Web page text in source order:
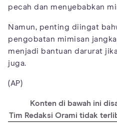
pecah dan menyebabkan
Namun, penting diingat
pengobatan mimisan
menjadi bantuan darurat
juga.
(AP)
Konten di bawah ini
Tim Redaksi Orami tidak